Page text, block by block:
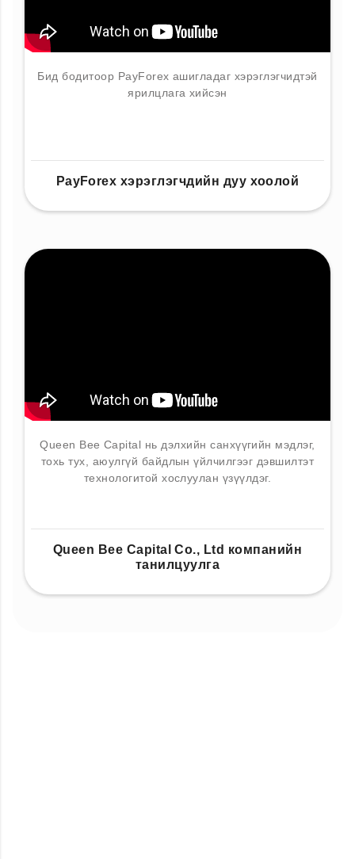
Бид бодитоор PayForex ашигладаг хэрэглэгчидтэй
ярилцлага хийсэн
PayForex хэрэглэгчдийн дуу хоолой
Queen Bee Capital нь дэлхийн санхүүгийн мэдлэг,
тохь тух, аюулгүй байдлын үйлчилгээг дэвшилтэт
технологитой хослуулан үзүүлдэг.
Queen Bee Capital Co., Ltd компанийн
танилцуулга